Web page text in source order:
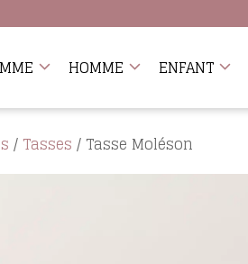
HOMME ENFANT
/ Tasses / Tasse Moléson